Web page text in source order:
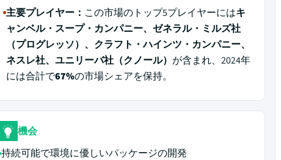
主要プレイヤー： この市場のトップ5プレイヤーにはキ
ャンベル・スープ・カンパニー、ゼネラル・ミルズ社
（プログレッソ）、クラフト・ハインツ・カンパニー、
ネスレ社、ユニリーバ社（クノール） が含まれ、2024年
には合計で67%の市場シェアを保持。
機会
持続可能で環境に優しいパッケージの開発